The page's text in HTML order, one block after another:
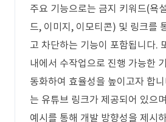
주요 기능으로는 금지 키워드(욕
드, 이미지, 이모티콘) 및 링크를
고 차단하는 기능이 포함됩니다.
내에서 수작업으로 진행 가능한
동화하여 효율성을 높이고자 합
는 유튜브 링크가 제공되어 있으
예시를 통해 개발 방향성을 제시